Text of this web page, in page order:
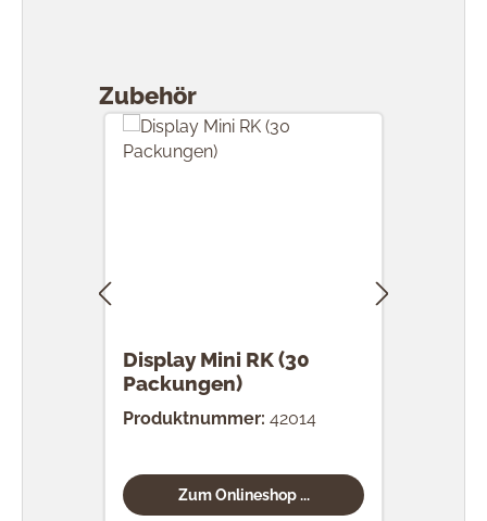
Zubehör
Display Mini RK (30
Packungen)
Produktnummer: 42014
Zum Onlineshop ...